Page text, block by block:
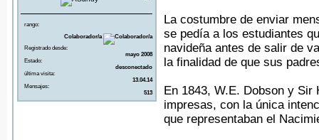
rango:
Colaborador/a
Registrado desde:
mayo 2008
Estado:
desconectado
última visita:
13.04.14
Mensajes:
513
La costumbre de enviar
se pedía a los estudiantes
navideña antes de salir de
la finalidad de que sus
En 1843, W.E. Dobson y
impresas, con la única
que representaban el